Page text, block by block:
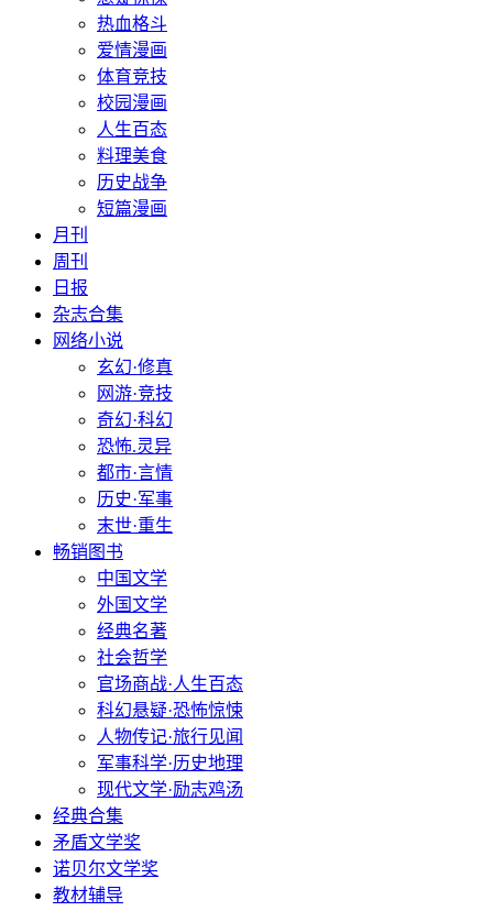
热血格斗
爱情漫画
体育竞技
校园漫画
人生百态
料理美食
历史战争
短篇漫画
月刊
周刊
日报
杂志合集
网络小说
玄幻·修真
网游·竞技
奇幻·科幻
恐怖.灵异
都市·言情
历史·军事
末世·重生
畅销图书
中国文学
外国文学
经典名著
社会哲学
官场商战·人生百态
科幻悬疑·恐怖惊悚
人物传记·旅行见闻
军事科学·历史地理
现代文学·励志鸡汤
经典合集
矛盾文学奖
诺贝尔文学奖
教材辅导